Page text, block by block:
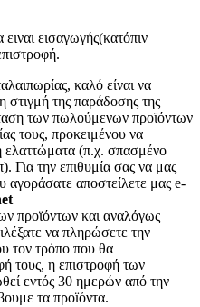
εισαγωγής(κατόπιν
καλό είναι να
στιγμή της παράδοσης της
των πωλούμενων προϊόντων
τους, προκειμένου να
ελαττώματα (π.χ. σπασμένο
Για την επιθυμία σας να μας
αγοράσατε αποστείλετε μας e-
προϊόντων και αναλόγως
να πληρώσετε την
τον τρόπο που θα
τους, η επιστροφή των
εντός 30 ημερών από την
τα προϊόντα.